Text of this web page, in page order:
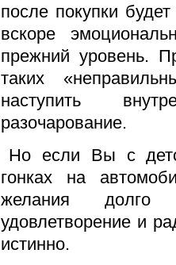
после покупки
вскоре
прежний уровень.
таких
наступить
разочарование.
Но если Вы с
гонках на
желания долго
удовлетворение и
истинно.